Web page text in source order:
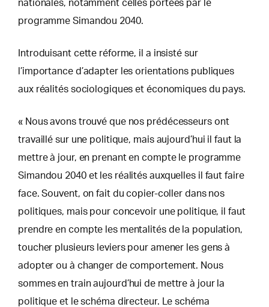
nationales, notamment celles portées par le
programme Simandou 2040.
Introduisant cette réforme, il a insisté sur
l’importance d’adapter les orientations publiques
aux réalités sociologiques et économiques du pays.
« Nous avons trouvé que nos prédécesseurs ont
travaillé sur une politique, mais aujourd’hui il faut la
mettre à jour, en prenant en compte le programme
Simandou 2040 et les réalités auxquelles il faut faire
face. Souvent, on fait du copier-coller dans nos
politiques, mais pour concevoir une politique, il faut
prendre en compte les mentalités de la population,
toucher plusieurs leviers pour amener les gens à
adopter ou à changer de comportement. Nous
sommes en train aujourd’hui de mettre à jour la
politique et le schéma directeur. Le schéma